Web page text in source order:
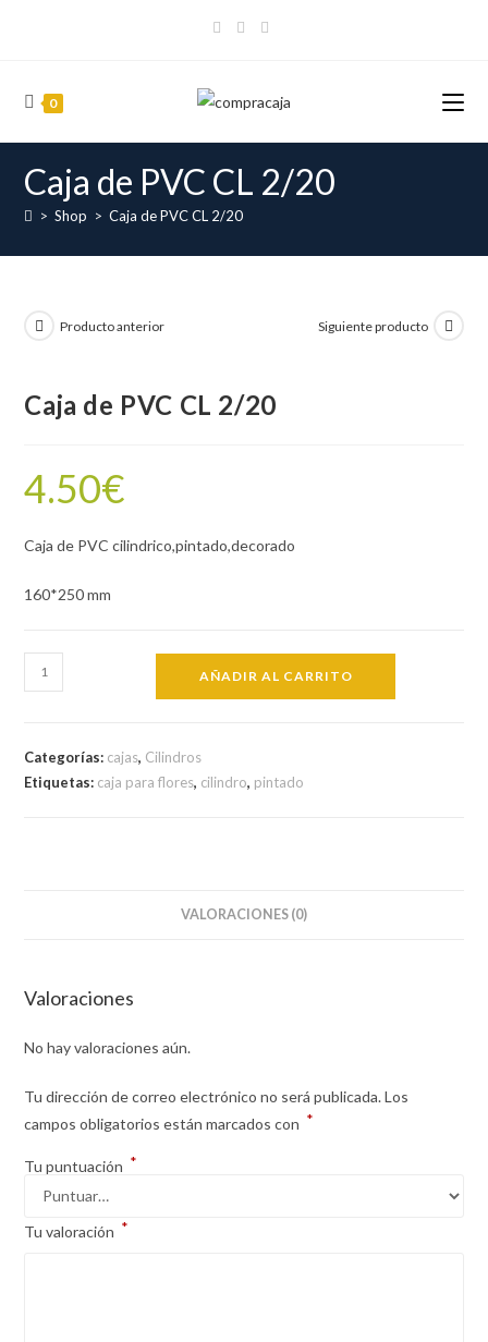
0
Caja de PVC CL 2/20
> Shop > Caja de PVC CL 2/20
Producto anterior Siguiente producto
Caja de PVC CL 2/20
4.50€
Caja de PVC cilindrico,pintado,decorado
160*250 mm
Caja
de
2/20
AÑADIR AL CARRITO
Categorías: cajas, Cilindros
Etiquetas: caja para flores, cilindro, pintado
VALORACIONES (0)
Valoraciones
No hay valoraciones aún.
Tu dirección de correo electrónico no será publicada. Los
campos obligatorios están marcados con *
Tu puntuación *
Tu valoración *